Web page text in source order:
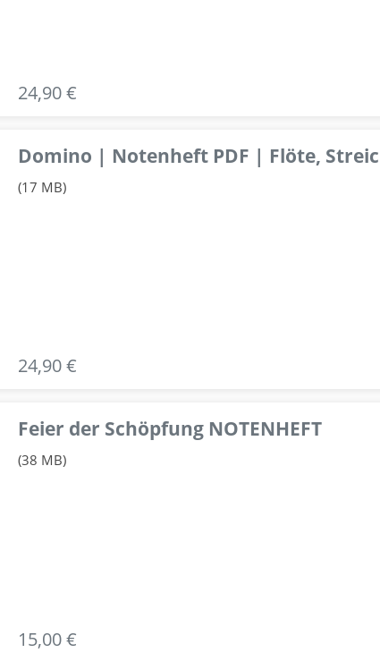
24,90 €
Domino | Notenheft PDF | Flöte,
(17 MB)
24,90 €
Feier der Schöpfung NOTENHEFT
(38 MB)
15,00 €